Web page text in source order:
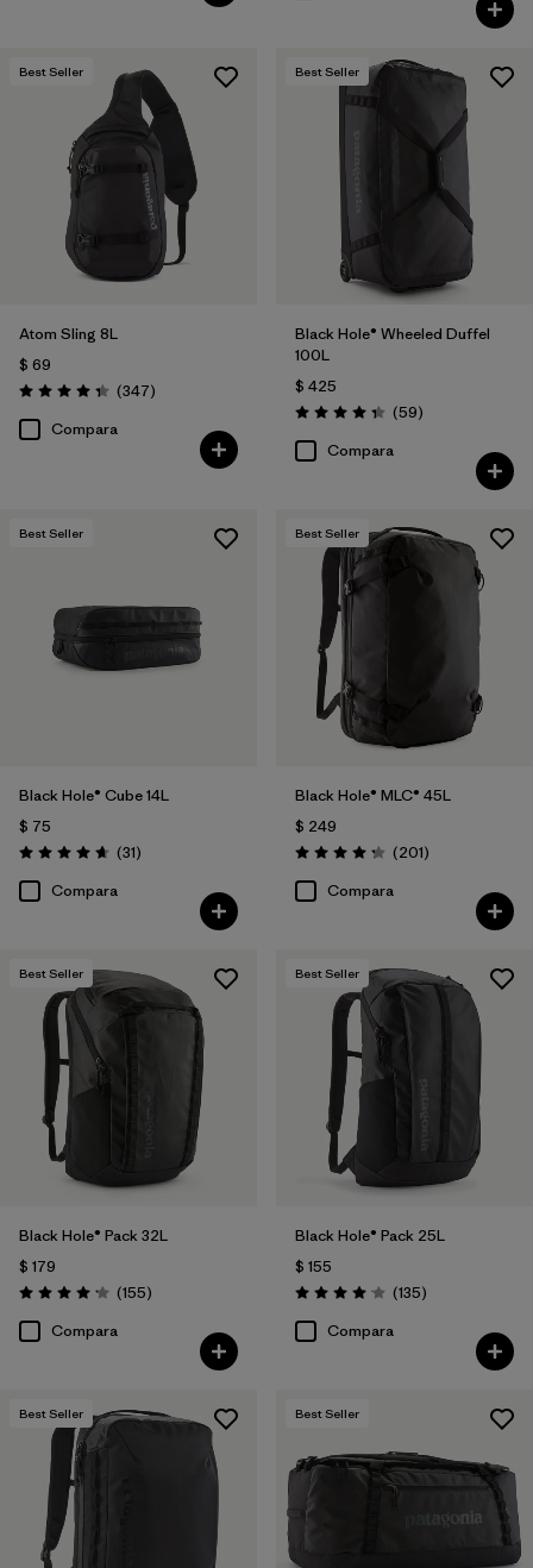
Best Seller
Atom Sling 8L
$ 69
Valoración: 4.3 / 5
(347Comentarios
)
Compara
Best Seller
Black Hole® Wheeled Duffel
100L
$ 425
Valoración: 4.3 / 5
(59Comentarios
)
Compara
Best Seller
Black Hole® Cube 14L
$ 75
Valoración: 4.6 / 5
(31Comentarios
)
Compara
Best Seller
Black Hole® MLC® 45L
$ 249
Valoración: 4.3 / 5
(201Comentarios
)
Compara
Best Seller
Black Hole® Pack 32L
$ 179
Valoración: 4.2 / 5
(155Comentarios
)
Compara
Best Seller
Black Hole® Pack 25L
$ 155
Valoración: 4.1 / 5
(135Comentarios
)
Compara
Best Seller Best Seller